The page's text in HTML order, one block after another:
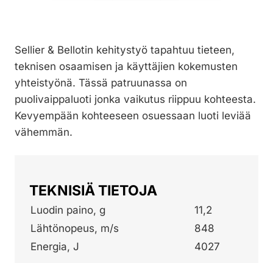
Sellier & Bellotin kehitystyö tapahtuu tieteen,
teknisen osaamisen ja käyttäjien kokemusten
yhteistyönä. Tässä patruunassa on
puolivaippaluoti jonka vaikutus riippuu kohteesta.
Kevyempään kohteeseen osuessaan luoti leviää
vähemmän.
TEKNISIÄ TIETOJA
Luodin paino, g
11,2
Lähtönopeus, m/s
848
Energia, J
4027